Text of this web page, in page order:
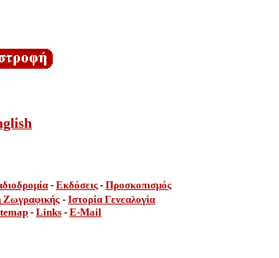
- Εκδόσεις- Προσκοπισμός
Ζωγραφικής - Ιστορία Γενεαλογία
- Links - E-Mail